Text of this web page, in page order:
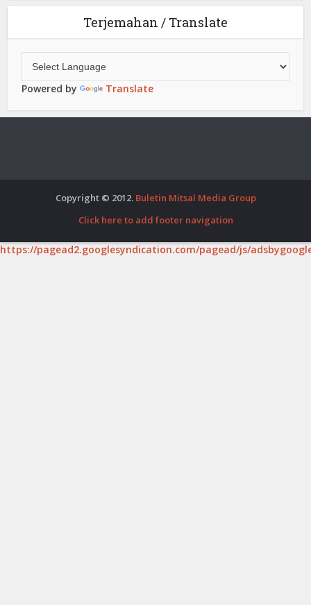
Terjemahan / Translate
Powered by Translate
Copyright © 2012. Buletin Mitsal Media Group
Click here to add footer navigation
https://pagead2.googlesyndication.com/pagead/js/